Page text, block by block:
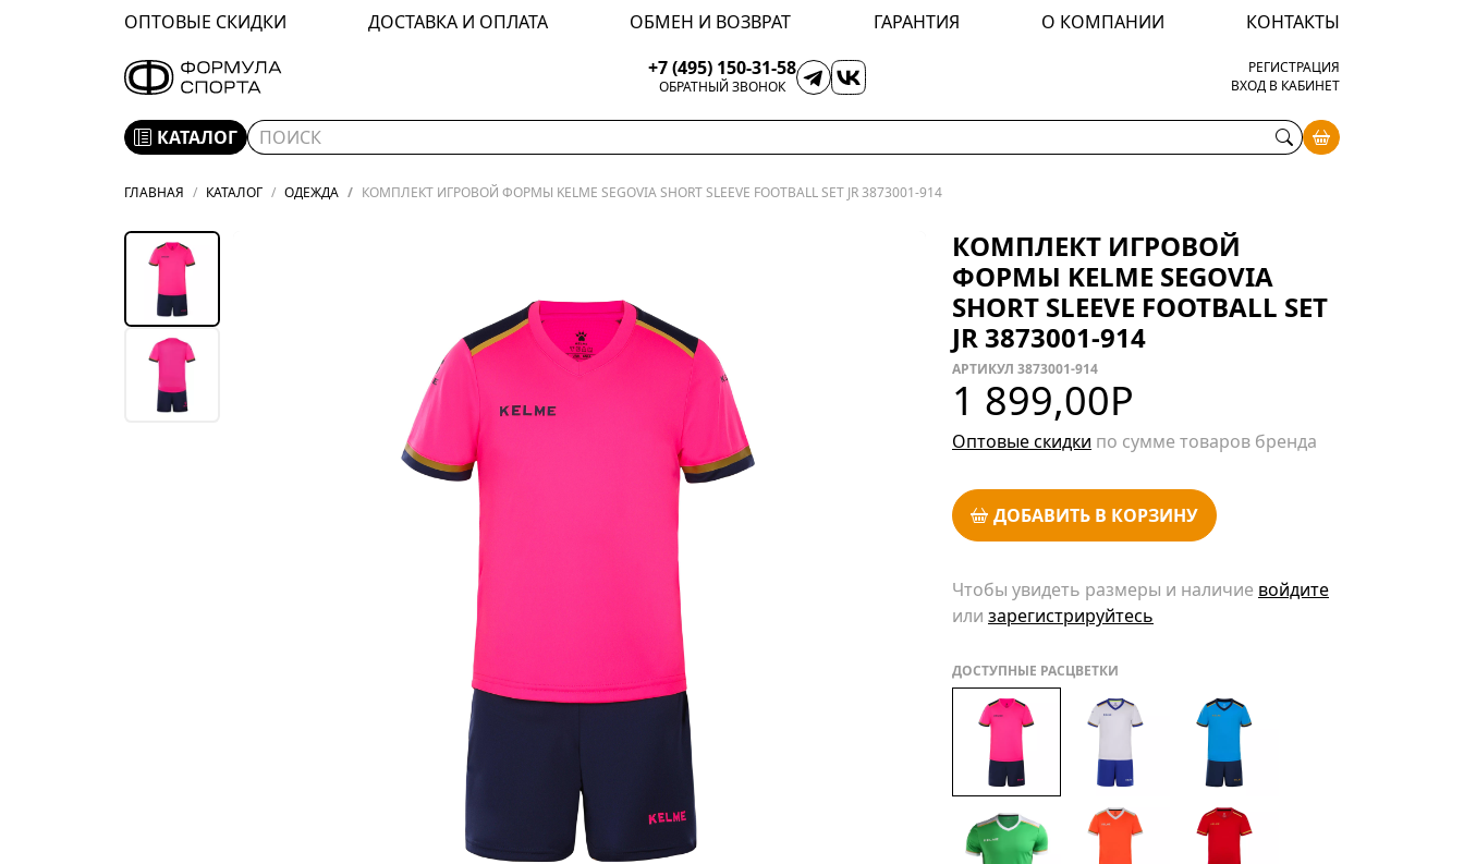
ОПТОВЫЕ СКИДКИ ДОСТАВКА И ОПЛАТА ОБМЕН И ВОЗВРАТ ГАРАНТИЯ О КОМПАНИИ
КОНТАКТЫ
+7 (495) 150-31-58
ОБРАТНЫЙ ЗВОНОК
РЕГИСТРАЦИЯ
ВХОД В КАБИНЕТ
КАТАЛОГ
ГЛАВНАЯ КАТАЛОГ ОДЕЖДА КОМПЛЕКТ ИГРОВОЙ ФОРМЫ KELME SEGOVIA SHORT SLEEVE FOOTBALL SET JR 3873001-914
КОМПЛЕКТ ИГРОВОЙ
ФОРМЫ KELME SEGOVIA
SHORT SLEEVE FOOTBALL SET
JR 3873001-914
АРТИКУЛ 3873001-914
1 899,00Р
Оптовые скидки по сумме товаров бренда
ДОБАВИТЬ В КОРЗИНУ
Чтобы увидеть размеры и наличие войдите
или зарегистрируйтесь
ДОСТУПНЫЕ РАСЦВЕТКИ